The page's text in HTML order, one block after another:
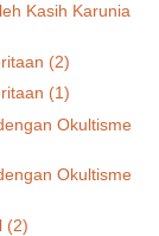
Kasih Karunia
(2)
(1)
Okultisme
Okultisme
(2)